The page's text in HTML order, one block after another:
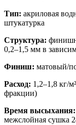
Тип: акриловая
штукатурка
Структура:
0,2–1,5 мм в
Финиш: матовый/
Расход: 1,2–1,8 кг/
фракции)
Время высыхания:
межслойная сушка